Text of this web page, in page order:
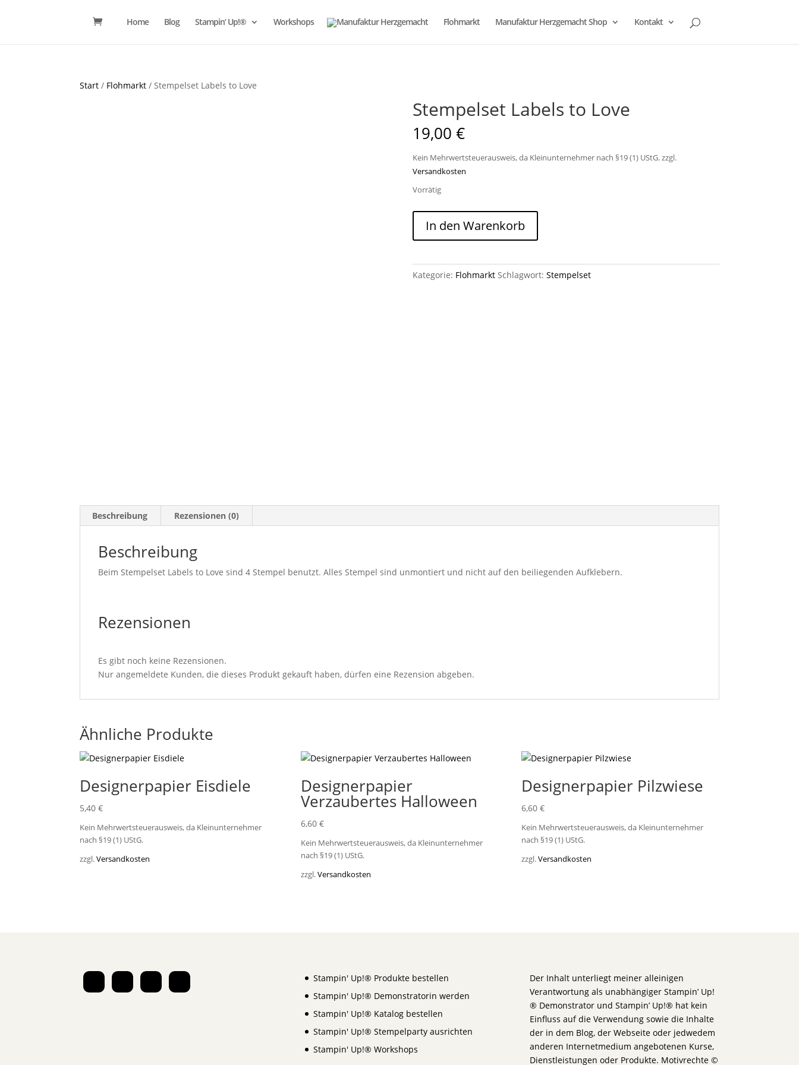
Home Blog Stampin‘ Up!® Workshops Flohmarkt Manufaktur Herzgemacht Shop Kontakt
Start / Flohmarkt / Stempelset Labels to Love
Stempelset Labels to Love
19,00 €
Kein Mehrwertsteuerausweis, da Kleinunternehmer nach §19 (1) UStG. zzgl.
Versandkosten
Vorrätig
Labels
to
Menge
In den Warenkorb
Kategorie: Flohmarkt Schlagwort: Stempelset
Beschreibung Rezensionen (0)
Beschreibung
Beim Stempelset Labels to Love sind 4 Stempel benutzt. Alles Stempel sind unmontiert und nicht auf den beiliegenden Aufklebern.
Rezensionen
Es gibt noch keine Rezensionen.
Nur angemeldete Kunden, die dieses Produkt gekauft haben, dürfen eine Rezension abgeben.
Ähnliche Produkte
Designerpapier Eisdiele
5,40€
Kein Mehrwertsteuerausweis, da Kleinunternehmer
nach §19 (1) UStG.
zzgl.Versandkosten
Designerpapier
Verzaubertes Halloween
6,60 €
Kein Mehrwertsteuerausweis, da Kleinunternehmer
nach §19 (1) UStG.
zzgl.Versandkosten
Designerpapier Pilzwiese
6,60€
Kein Mehrwertsteuerausweis, da Kleinunternehmer
nach §19 (1) UStG.
zzgl.Versandkosten
Stampin' Up!® Produkte bestellen
Stampin' Up!® Demonstratorin werden
Stampin' Up!® Katalog bestellen
Stampin' Up!® Stempelparty ausrichten
Stampin' Up!® Workshops
Der Inhalt unterliegt meiner alleinigen
Verantwortung als unabhängiger Stampin’ Up!
® Demonstrator und Stampin’ Up!® hat kein
Einfluss auf die Verwendung sowie die Inhalte
der in dem Blog, der Webseite oder jedwedem
anderen Internetmedium angebotenen Kurse,
Dienstleistungen oder Produkte. Motivrechte ©